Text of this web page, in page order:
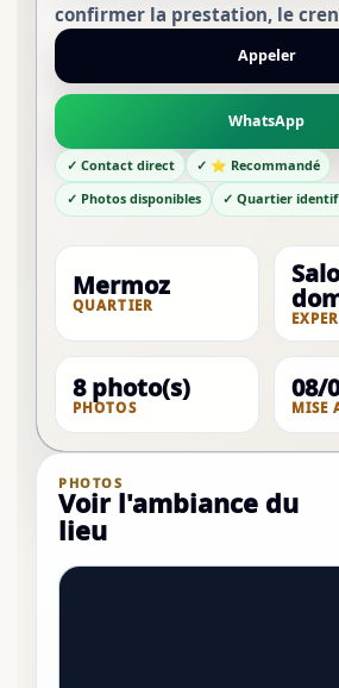
confirmer la prestation, le
conditions avant de vous
Appeler
WhatsApp
✓ Contact direct
✓ ⭐ Recommandé
✓ Photos disponibles
✓ Quartier
QUARTIER
Mermoz
PHOTOS
8 photo(s)
MISE
08/
PHOTOS
Voir l'ambiance du
lieu